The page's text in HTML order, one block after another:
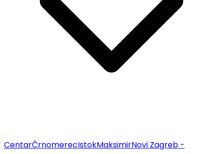
CentarČrnomerecIstokMaksimirNovi Zagreb -